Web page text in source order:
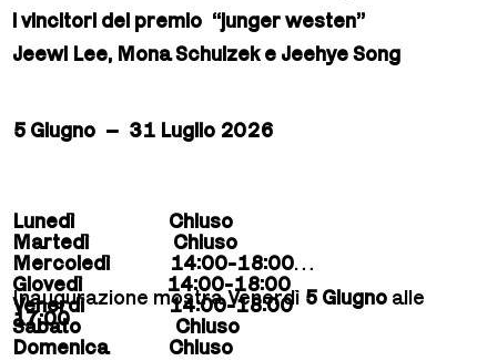
i vincitori del premio “junger westen”
Jeewi Lee, Mona Schulzek e Jeehye Song
5 Giugno – 31 Luglio 2026
Lunedì Chiuso
Martedì Chiuso
Mercoledì 14:00-18:00
Giovedì 14:00-18:00
Venerdì 14:00-18:00
Sabato Chiuso
Domenica Chiuso
Inaugurazione mostra Venerdì 5 Giugno alle
17:00